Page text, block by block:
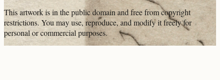
This artwork is in thepublic domainand free from copyright
restrictions. You may use, reproduce, and modify it freely for
personal or commercial purposes.